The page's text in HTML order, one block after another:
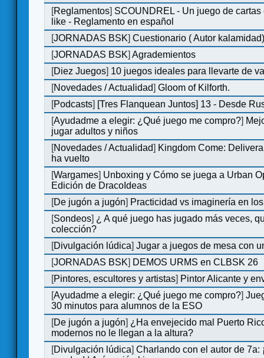
[Reglamentos] SCOUNDREL - Un juego de
like - Reglamento en español
[JORNADAS BSK]Cuestionario ( Autor
[JORNADAS BSK]Agrademientos
[Diez Juegos] 10 juegos ideales para llevarte de
[Novedades / Actualidad]Gloom of Kilforth.
[Podcasts] [Tres Flanquean Juntos] 13 - Desde
[Ayudadme a elegir: ¿Qué juego me compro?]
jugar adultos y niños
[Novedades / Actualidad] Kingdom Come:
ha vuelto
[Wargames] Unboxing y Cómo se juega a Urban
Edición de DracoIdeas
[De jugón a jugón] Practicidad vs imaginería en
[Sondeos] ¿ A qué juego has jugado más veces,
colección?
[Divulgación lúdica]Jugar a juegos de mesa con
[JORNADAS BSK] DEMOS URMS en CLBSK 26
[Pintores, escultores y artistas] Pintor Alicante y
[Ayudadme a elegir: ¿Qué juego me compro?]
30 minutos para alumnos de la ESO
[De jugón a jugón] ¿Ha envejecido mal Puerto
modernos no le llegan a la altura?
[Divulgación lúdica]Charlando con el autor de 7a: